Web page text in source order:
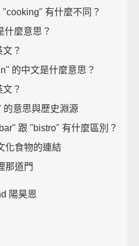
有什麼不同？
什麼意思？
？
的中文是什麼意思？
？
的意思與歷史淵源
跟 "bistro" 有什麼區別？
化食物的連結
那道門
陽昊恩